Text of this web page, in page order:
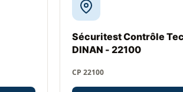
Sécuritest Contrôle
DINAN - 22100
CP 22100